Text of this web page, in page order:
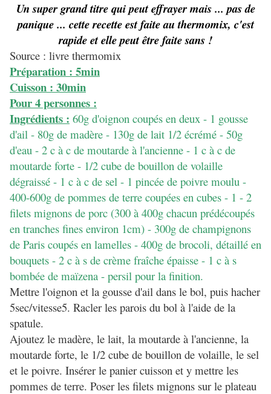
Un super grand titre qui peut effrayer mais ... pas de
panique ... cette recette est faite au thermomix, c'est
rapide et elle peut être faite sans !
Source : livre thermomix
Préparation : 5min
Cuisson : 30min
Pour 4 personnes :
Ingrédients : 60g d'oignon coupés en deux - 1 gousse
d'ail - 80g de madère - 130g de lait 1/2 écrémé - 50g
d'eau - 2 c à c de moutarde à l'ancienne - 1 c à c de
moutarde forte - 1/2 cube de bouillon de volaille
dégraissé - 1 c à c de sel - 1 pincée de poivre moulu -
400-600g de pommes de terre coupées en cubes - 1 - 2
filets mignons de porc (300 à 400g chacun prédécoupés
en tranches fines environ 1cm) - 300g de champignons
de Paris coupés en lamelles - 400g de brocoli, détaillé en
bouquets - 2 c à s de crème fraîche épaisse - 1 c à s
bombée de maïzena - persil pour la finition.
Mettre l'oignon et la gousse d'ail dans le bol, puis hacher
5sec/vitesse5. Racler les parois du bol à l'aide de la
spatule.
Ajoutez le madère, le lait, la moutarde à l'ancienne, la
moutarde forte, le 1/2 cube de bouillon de volaille, le sel
et le poivre. Insérer le panier cuisson et y mettre les
pommes de terre. Poser les filets mignons sur le plateau